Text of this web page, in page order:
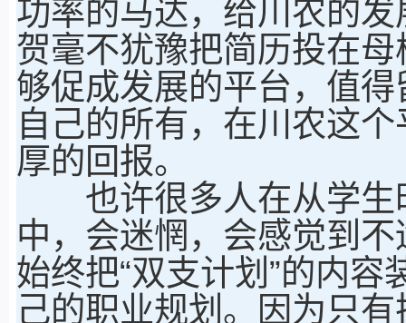
功率的马达，给川农的
贺毫不犹豫把简历投在
够促成发展的平台，值
自己的所有，在川农这
厚的回报。
也许很多人在从学生
中，会迷惘，会感觉到
始终把“双支计划”的内
己的职业规划。因为只